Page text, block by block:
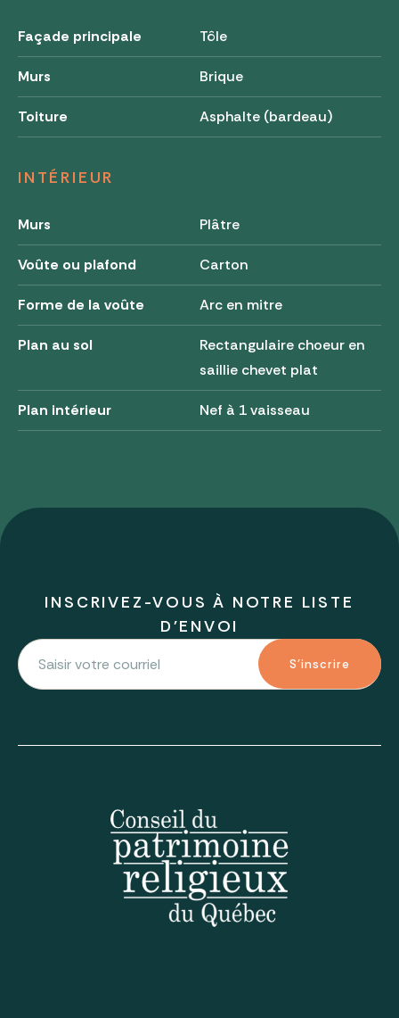
Façade principale Tôle
Murs Brique
Toiture Asphalte (bardeau)
INTÉRIEUR
Murs Plâtre
Voûte ou plafond Carton
Forme de la voûte Arc en mitre
Plan au sol
Rectangulaire choeur en
saillie chevet plat
Plan intérieur Nef à 1 vaisseau
INSCRIVEZ-VOUS À NOTRE LISTE
D'ENVOI
S'inscrire